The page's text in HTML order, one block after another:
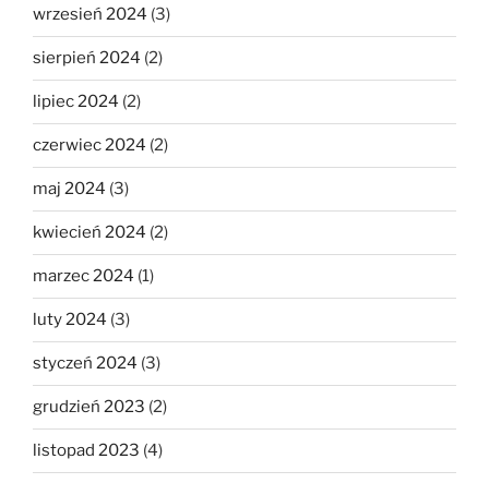
wrzesień 2024 (3)
sierpień 2024 (2)
lipiec 2024 (2)
czerwiec 2024 (2)
maj 2024 (3)
kwiecień 2024 (2)
marzec 2024 (1)
luty 2024 (3)
styczeń 2024 (3)
grudzień 2023 (2)
listopad 2023 (4)